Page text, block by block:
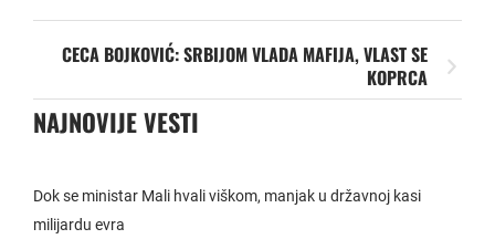
CECA BOJKOVIĆ: SRBIJOM VLADA MAFIJA, VLAST SE
KOPRCA
NAJNOVIJE VESTI
Dok se ministar Mali hvali viškom, manjak u državnoj kasi
milijardu evra